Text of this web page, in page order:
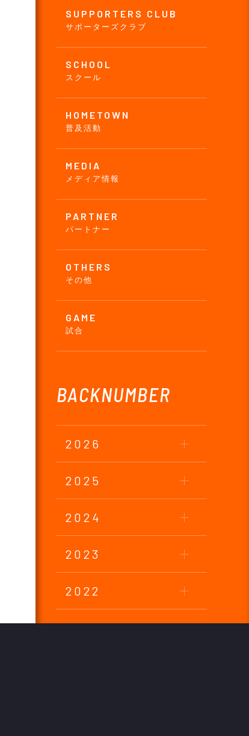
SUPPORTERS CLUB
サポーターズクラブ
SCHOOL
スクール
HOMETOWN
普及活動
MEDIA
メディア情報
PARTNER
パートナー
OTHERS
その他
GAME
試合
BACKNUMBER
2026
2025
2024
2023
2022
2021